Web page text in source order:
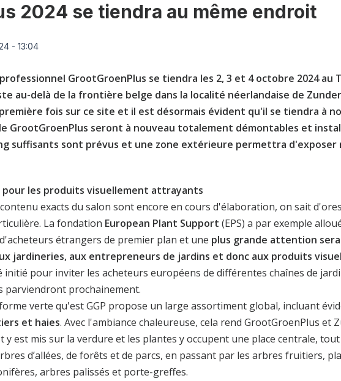
2024 se tiendra au même endroit
- 13:04
GrootGroenPlus se tiendra les 2, 3 et 4 octobre 2024 au
au-delà de la frontière belge dans la localité néerlandaise de
fois sur ce site et il est désormais évident qu'il se tiendra à
GrootGroenPlus seront à nouveau totalement démontables et
suffisants sont prévus et une zone extérieure permettra
les produits visuellement attrayants
exacts du salon sont encore en cours d'élaboration, on sait
La fondation European Plant Support (EPS) a par exemple
étrangers de premier plan et une plus grande attention
jardineries, aux entrepreneurs de jardins et donc aux produits
pour inviter les acheteurs européens de différentes chaînes de
parviendront prochainement.
verte qu'est GGP propose un large assortiment global, incluant
et haies. Avec l'ambiance chaleureuse, cela rend GrootGroenPlus et
y est mis sur la verdure et les plantes y occupent une place centrale,
d’allées, de forêts et de parcs, en passant par les arbres fruitiers,
arbres palissés et porte-greffes.